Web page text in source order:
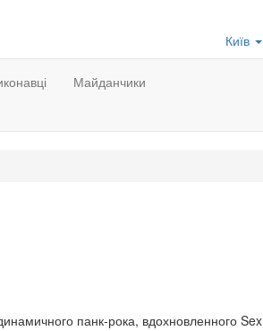
Київ
Майданчики
панк-рока, вдохновленного Sex